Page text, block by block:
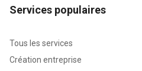
Services populaires
Tous les services
Création entreprise